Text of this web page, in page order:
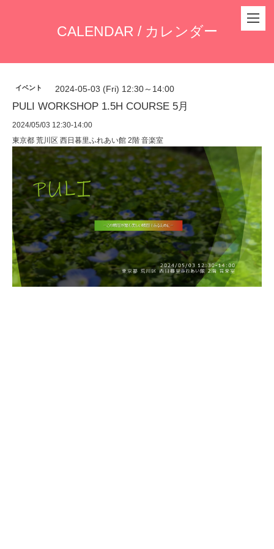
CALENDAR / カレンダー
イベント 2024-05-03 (Fri) 12:30～14:00
PULI WORKSHOP 1.5H COURSE 5月
2024/05/03 12:30-14:00
東京都 荒川区 西日暮里ふれあい館 2階 音楽室